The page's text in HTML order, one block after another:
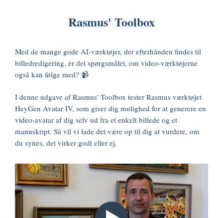
Rasmus' Toolbox
Med de mange gode AI-værktøjer, der efterhånden findes til
billedredigering, er det spørgsmålet, om video-værktøjerne
også kan følge med? 📹
I denne udgave af Rasmus' Toolbox tester Rasmus værktøjet
HeyGen Avatar IV, som giver dig mulighed for at generere en
video-avatar af dig selv ud fra et enkelt billede og et
manuskript. Så vil vi lade det være op til dig at vurdere, om
du synes, det virker godt eller ej.